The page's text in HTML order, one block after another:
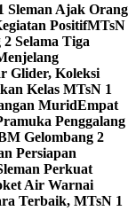
Sleman Ajak Orang
PositifMTsN
Selama Tiga
Glider, Koleksi
Kelas MTsN 1
MuridEmpat
Penggalang
Gelombang 2
Persiapan
Perkuat
Air Warnai
Terbaik, MTsN 1